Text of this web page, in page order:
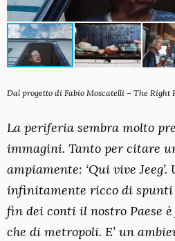
Dal progetto di Fabio Moscatelli – The Right
La periferia sembra molto
immagini. Tanto per citare
ampiamente: ‘Qui vive
infinitamente ricco di
fin dei conti il nostro Paese
che di metropoli. E’ un